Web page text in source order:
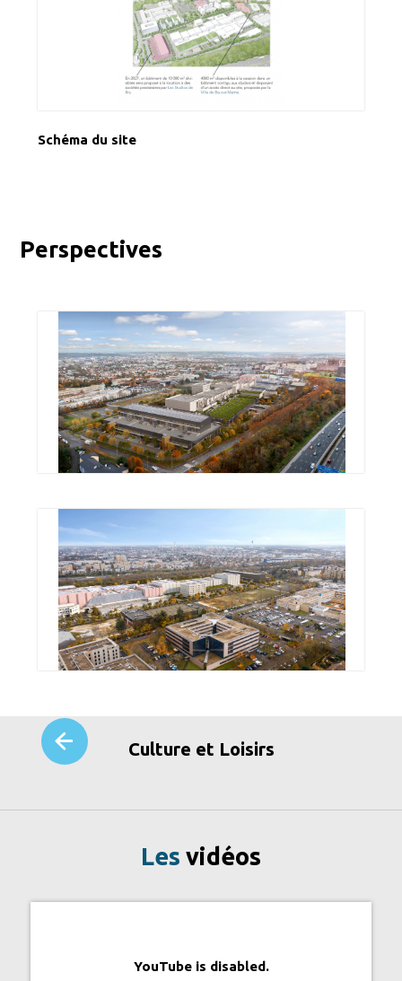
Schéma du site
Perspectives
Culture et Loisirs
Les vidéos
YouTube is disabled.